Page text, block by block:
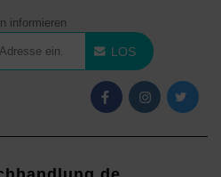
informieren
LOS